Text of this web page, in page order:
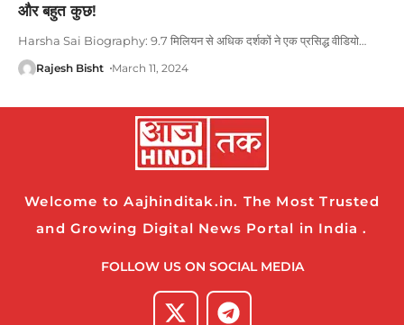
और बहुत कुछ!
Harsha Sai Biography: 9.7 मिलियन से अधिक दर्शकों ने एक प्रसिद्ध वीडियो…
Rajesh Bisht March 11, 2024
Welcome to Aajhinditak.in. The Most Trusted
and Growing Digital News Portal in India .
FOLLOW US ON SOCIAL MEDIA